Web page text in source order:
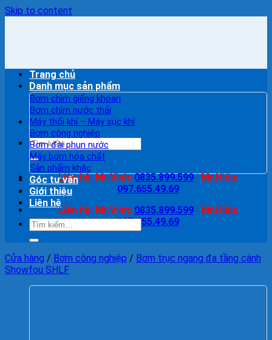
Skip to content
Liên hệ:Mr.Vinh:0835.899.599|Mr.Hiếu:
097.655.49.69
Liên hệ: Mr.Vinh: 0835.899.599 | Mr.Hiếu:
097.655.49.69
Trang chủ
Danh mục sản phẩm
Bơm chìm giếng khoan
Bơm chìm nước thải
Máy thổi khí – Máy sục khí
Bơm công nghiệp
Bơm đài phun nước
Máy bơm hóa chất
Sản phẩm khác
Góc tư vấn
Giới thiệu
Liên hệ
Cửa hàng / Bơm công nghiệp / Bơm trục ngang đa tầng cánh
Showfou SHLF